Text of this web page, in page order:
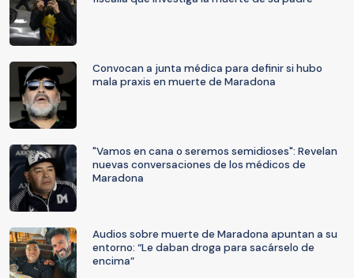
Convocan a junta médica para definir si hubo
mala praxis en muerte de Maradona
"Vamos en cana o seremos semidioses": Revelan
nuevas conversaciones de los médicos de
Maradona
Audios sobre muerte de Maradona apuntan a su
entorno: “Le daban droga para sacárselo de
encima”